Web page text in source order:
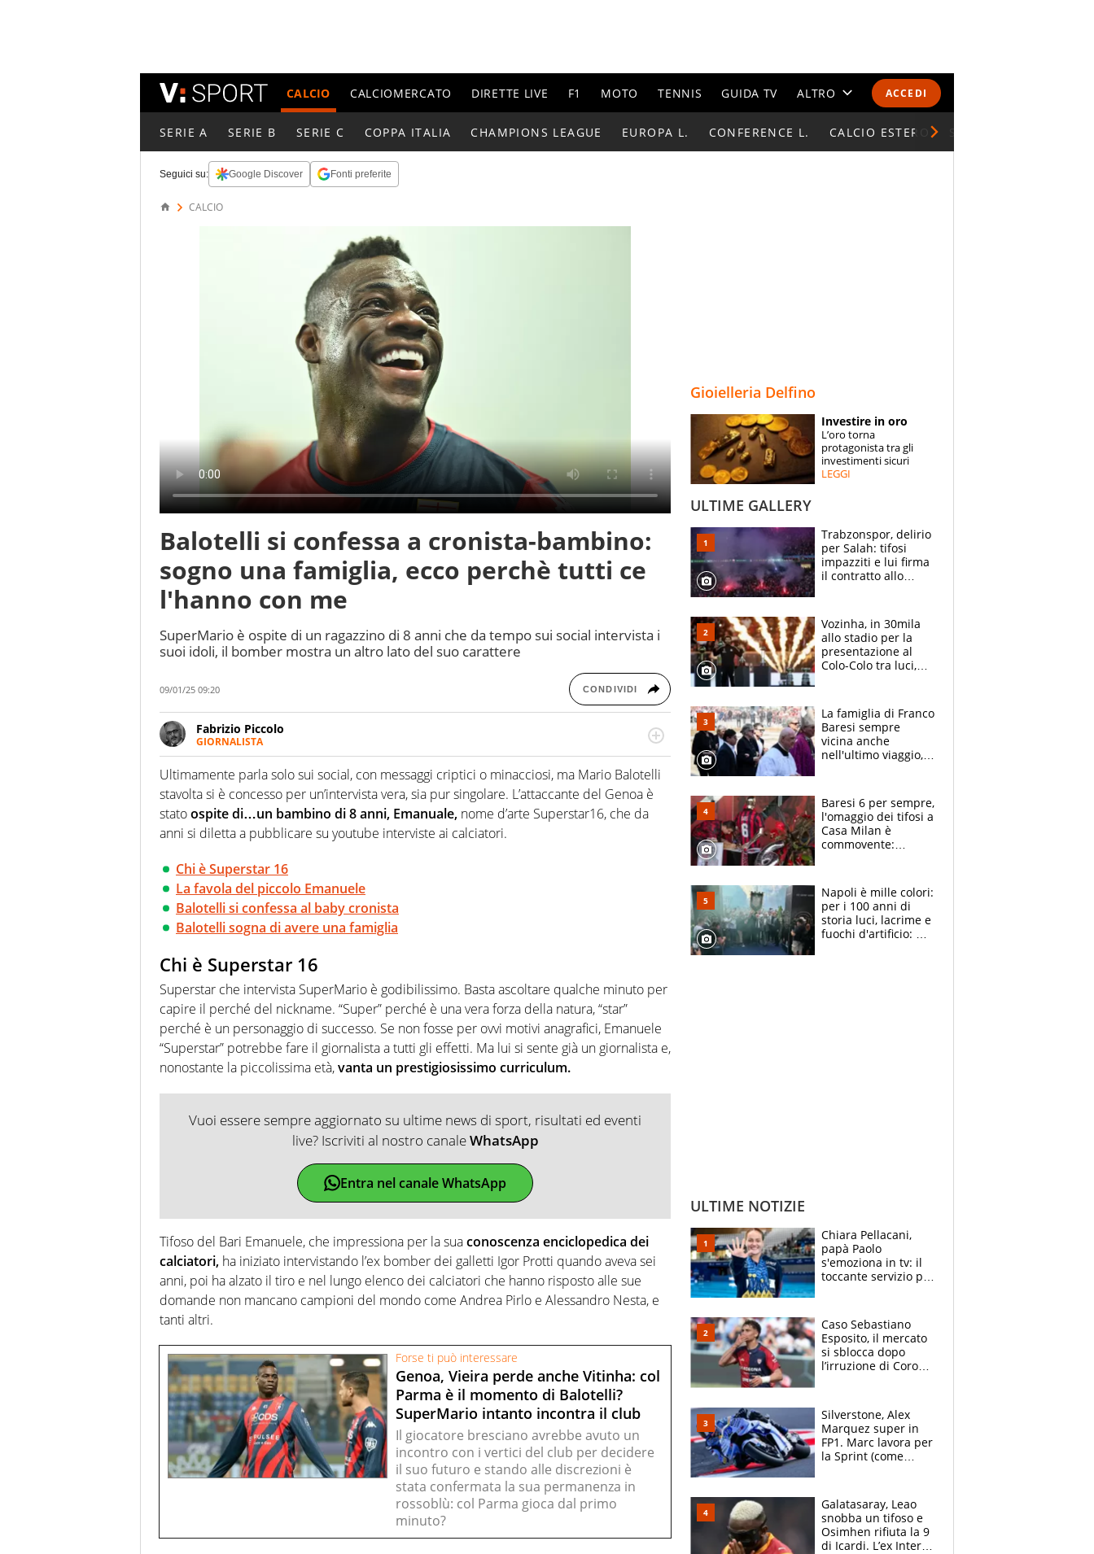
ACCEDI
CALCIO CALCIOMERCATO DIRETTE LIVE F1 MOTO TENNIS GUIDA TV ALTRO
CALENDARI E CLASSIFICHE
ESPERTI
CONTATTI
SERIE A SERIE B SERIE C COPPA ITALIA CHAMPIONS LEAGUE EUROPA L. CONFERENCE L. CALCIO ESTERO
Seguici su: Google Discover Fonti preferite
CALCIO
Balotelli si confessa a cronista-bambino:
sogno una famiglia, ecco perchè tutti ce
l'hanno con me
SuperMario è ospite di un ragazzino di 8 anni che da tempo sui social intervista i
suoi idoli, il bomber mostra un altro lato del suo carattere
09/01/25 09:20 CONDIVIDI
Fabrizio Piccolo
GIORNALISTA
Nella sua carriera ha seguito numerose manifestazioni sportive e collaborato con
agenzie e testate. Esperienza, competenza, conoscenza e memoria storica. Si occupa
prevalentemente di calcio
Ultimamente parla solo sui social, con messaggi criptici o minacciosi, ma Mario Balotelli
stavolta si è concesso per un’intervista vera, sia pur singolare. L’attaccante del Genoa è
statoospite di…un bambino di 8 anni, Emanuale, nome d’arte Superstar16, che da
anni si diletta a pubblicare su youtube interviste ai calciatori.
Chi è Superstar 16
La favola del piccolo Emanuele
Balotelli si confessa al baby cronista
Balotelli sogna di avere una famiglia
Chi è Superstar 16
Superstar che intervista SuperMario è godibilissimo. Basta ascoltare qualche minuto per
capire il perché del nickname. “Super” perché è una vera forza della natura, “star”
perché è un personaggio di successo. Se non fosse per ovvi motivi anagrafici, Emanuele
“Superstar” potrebbe fare il giornalista a tutti gli effetti. Ma lui si sente già un giornalista e,
nonostante la piccolissima età,vanta un prestigiosissimo curriculum.
Vuoi essere sempre aggiornato su ultime news di sport, risultati ed eventi
live? Iscriviti al nostro canaleWhatsApp
Entra nel canale WhatsApp
Tifoso del Bari Emanuele, che impressiona per la suaconoscenza enciclopedica dei
calciatori, ha iniziato intervistando l’ex bomber dei galletti Igor Protti quando aveva sei
anni, poi ha alzato il tiro e nel lungo elenco dei calciatori che hanno risposto alle sue
domande non mancano campioni del mondo come Andrea Pirlo e Alessandro Nesta, e
tanti altri.
Forse ti può interessare
Genoa, Vieira perde anche Vitinha: col
Parma è il momento di Balotelli?
SuperMario intanto incontra il club
Il giocatore bresciano avrebbe avuto un
incontro con i vertici del club per decidere
il suo futuro e stando alle discrezioni è
stata confermata la sua permanenza in
rossoblù: col Parma gioca dal primo
minuto?
Gioielleria Delfino
Investire in oro
L’oro torna
protagonista tra gli
investimenti sicuri
LEGGI
ULTIME GALLERY
Trabzonspor, delirio
per Salah: tifosi
impazziti e lui firma
il contratto allo
Vozinha, in 30mila
allo stadio per la
presentazione al
Colo-Colo tra luci,
La famiglia di Franco
Baresi sempre
vicina anche
nell'ultimo viaggio,
circondati
dall'affetto dei tifosi
Baresi 6 per sempre,
l'omaggio dei tifosi a
Casa Milan è
commovente:
bigliettini
Napoli è mille colori:
per i 100 anni di
storia luci, lacrime e
fuochi d'artificio: De
ULTIME NOTIZIE
Chiara Pellacani,
papà Paolo
s'emoziona in tv: il
toccante servizio per
Caso Sebastiano
Esposito, il mercato
si sblocca dopo
l’irruzione di Corona
due big
Silverstone, Alex
Marquez super in
FP1. Marc lavora per
la Sprint (come
Galatasaray, Leao
snobba un tifoso e
Osimhen rifiuta la 9
di Icardi. L’ex Inter